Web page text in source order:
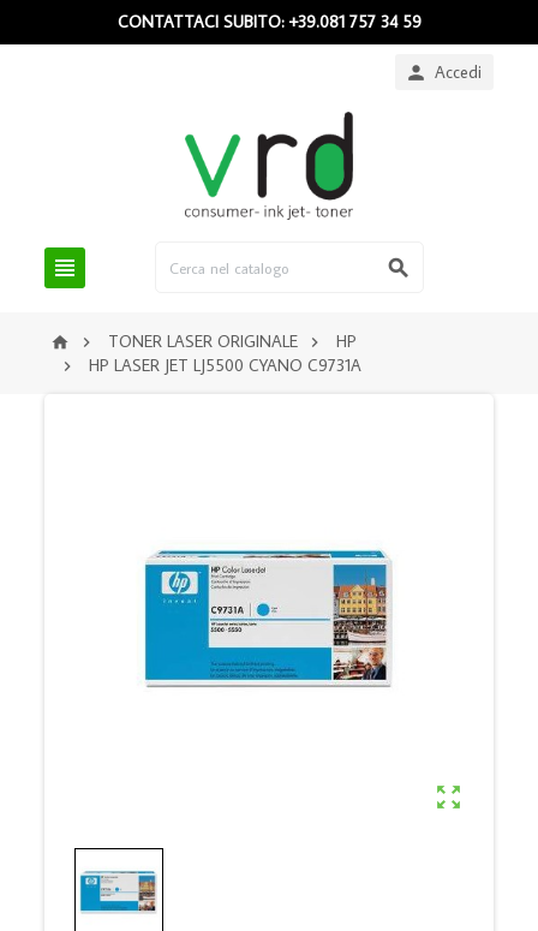
CONTATTACI SUBITO: +39.081 757 34 59
 Accedi
 
  TONER LASER ORIGINALE  HP
 HP LASER JET LJ5500 CYANO C9731A
